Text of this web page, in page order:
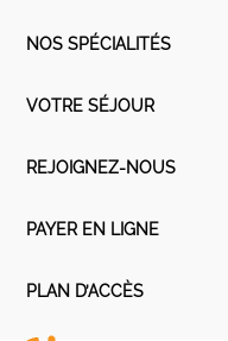
NOS SPÉCIALITÉS
VOTRE SÉJOUR
REJOIGNEZ-NOUS
PAYER EN LIGNE
PLAN D’ACCÈS